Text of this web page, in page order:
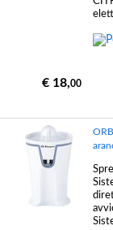
€ 18,00